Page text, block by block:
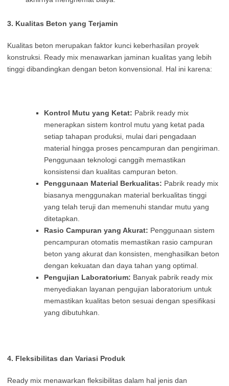
3. Kualitas Beton yang Terjamin
Kualitas beton merupakan faktor kunci keberhasilan proyek
konstruksi. Ready mix menawarkan jaminan kualitas yang lebih
tinggi dibandingkan dengan beton konvensional. Hal ini karena:
Kontrol Mutu yang Ketat: Pabrik ready mix
menerapkan sistem kontrol mutu yang ketat pada
setiap tahapan produksi, mulai dari pengadaan
material hingga proses pencampuran dan pengiriman.
Penggunaan teknologi canggih memastikan
konsistensi dan kualitas campuran beton.
Penggunaan Material Berkualitas: Pabrik ready mix
biasanya menggunakan material berkualitas tinggi
yang telah teruji dan memenuhi standar mutu yang
ditetapkan.
Rasio Campuran yang Akurat: Penggunaan sistem
pencampuran otomatis memastikan rasio campuran
beton yang akurat dan konsisten, menghasilkan beton
dengan kekuatan dan daya tahan yang optimal.
Pengujian Laboratorium: Banyak pabrik ready mix
menyediakan layanan pengujian laboratorium untuk
memastikan kualitas beton sesuai dengan spesifikasi
yang dibutuhkan.
4. Fleksibilitas dan Variasi Produk
Ready mix menawarkan fleksibilitas dalam hal jenis dan